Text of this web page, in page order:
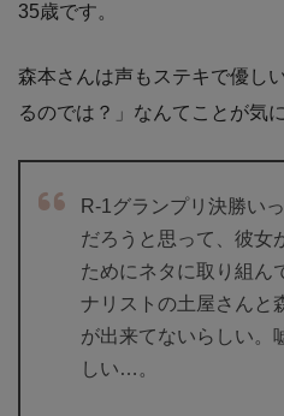
35歳です。
森本さんは声もステキで優し
るのでは？」なんてことが気
R-1グランプリ決勝い
だろうと思って、彼女
ためにネタに取り組ん
ナリストの土屋さんと
が出来てないらしい。
しい…。